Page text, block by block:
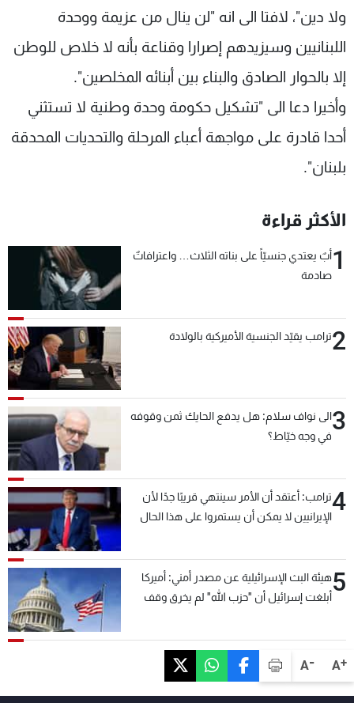
A+
A-
ولا دين"، لافتا الى انه "لن ينال من عزيمة ووحدة
اللبنانيين وسيزيدهم إصرارا وقناعة بأنه لا خلاص للوطن
إلا بالحوار الصادق والبناء بين أبنائه المخلصين".
وأخيرا دعا الى "تشكيل حكومة وحدة وطنية لا تستثني
أحدا قادرة على مواجهة أعباء المرحلة والتحديات المحدقة
بلبنان".
الأكثر قراءة
1أبٌ يعتدي جنسيّاً على بناته الثلاث… واعترافاتٌ
صادمة
2ترامب يقيّد الجنسية الأميركية بالولادة
3الى نواف سلام: هل يدفع الحايك ثمن وقوفه
في وجه خيّاط؟
4ترامب: أعتقد أن الأمر سينتهي قريبًا جدًا لأن
الإيرانيين لا يمكن أن يستمروا على هذا الحال
5هيئة البث الإسرائيلية عن مصدر أمني: أميركا
أبلغت إسرائيل أن "حزب الله" لم يخرق وقف